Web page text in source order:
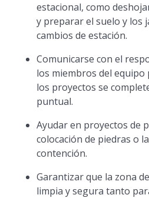
estacional, como
y preparar el suelo y los
cambios de estación.
Comunicarse con el
los miembros del
los proyectos se
puntual.
Ayudar en proyectos de
colocación de piedras o
contención.
Garantizar que la zona
limpia y segura tanto